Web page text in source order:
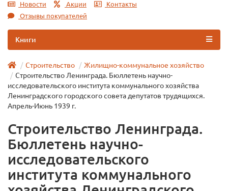
Новости Акции
Контакты
Отзывы покупателей
Книги
Строительство
Жилищно-коммунальное хозяйство
Строительство Ленинграда. Бюллетень научно-
исследовательского института коммунального хозяйства
Ленинградского городского совета депутатов трудящихся.
Апрель-Июнь 1939 г.
Строительство Ленинграда.
Бюллетень научно-
исследовательского
института коммунального